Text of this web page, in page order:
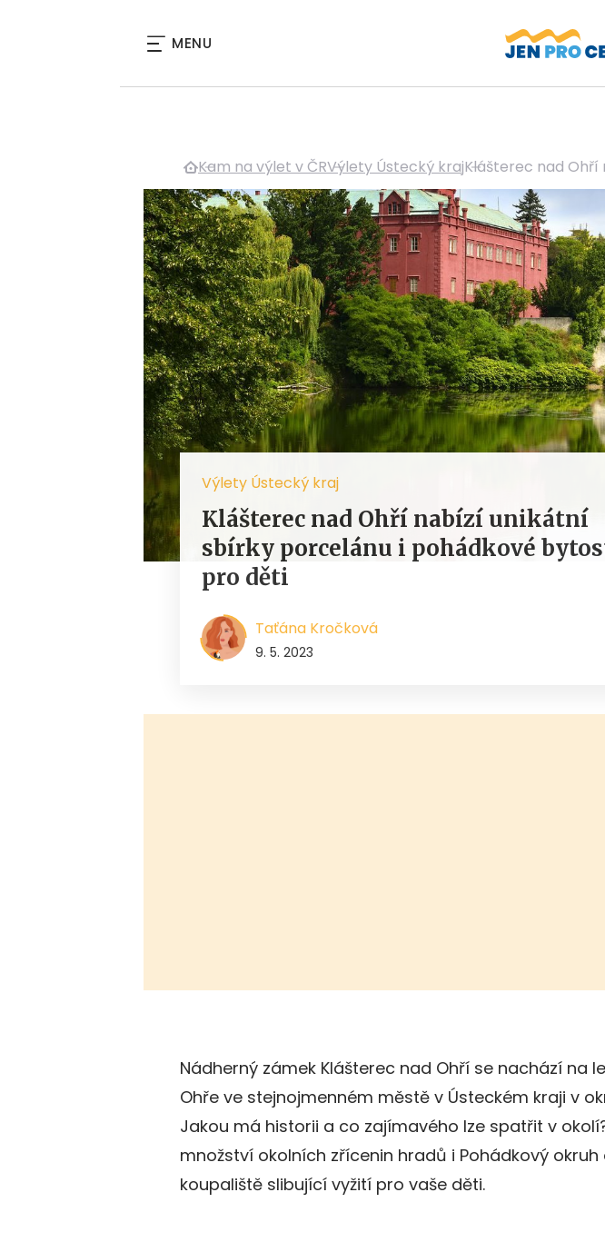
MENU
Kam na výlet v ČRVýlety Ústecký krajKlášterec nad
Výlety Ústecký kraj
Klášterec nad Ohří nabízí unikátní
sbírky porcelánu i pohádkové
pro děti
Taťána Kročková
9. 5. 2023
Nádherný zámek Klášterec nad Ohří se nachází na
Ohře ve stejnojmenném městě v Ústeckém kraji v
Jakou má historii a co zajímavého lze spatřit v
množství okolních zřícenin hradů i Pohádkový
koupaliště slibující vyžití pro vaše děti.